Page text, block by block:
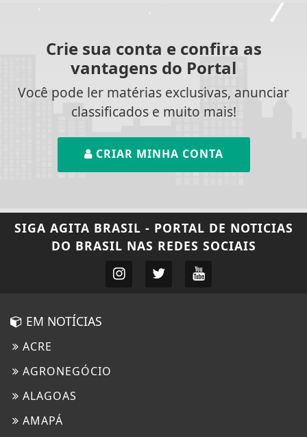
Crie sua conta e confira as
vantagens do Portal
Você pode ler matérias exclusivas, anunciar
classificados e muito mais!
CRIAR MINHA CONTA
SIGA AGITA BRASIL - PORTAL DE NOTICIAS
DO BRASIL NAS REDES SOCIAIS
EM NOTÍCIAS
ACRE
AGRONEGÓCIO
ALAGOAS
AMAPÁ